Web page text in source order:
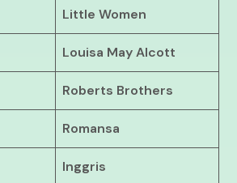
Little Women
Louisa May Alcott
Roberts Brothers
Romansa
Inggris